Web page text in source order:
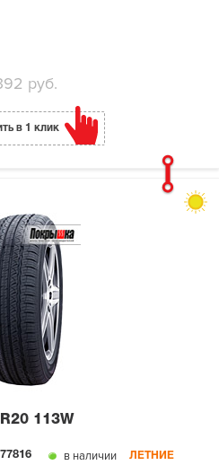
руб.
в 1 клик
113W
в наличии ЛЕТНИЕ